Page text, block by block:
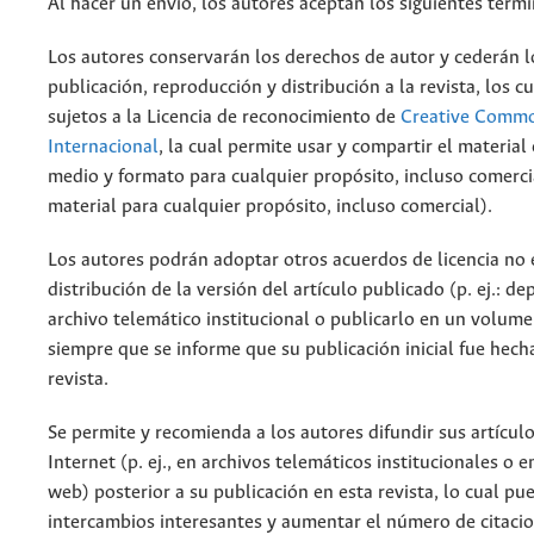
Al hacer un envío, los autores aceptan los siguientes
Los autores conservarán los derechos de autor y cederán
publicación, reproducción y distribución a la revista, los
sujetos a la Licencia de reconocimiento de Creative
Internacional, la cual permite usar y compartir el material
medio y formato para cualquier propósito, incluso
material para cualquier propósito, incluso comercial).
Los autores podrán adoptar otros acuerdos de licencia no
distribución de la versión del artículo publicado (p. ej.:
archivo telemático institucional o publicarlo en un
siempre que se informe que su publicación inicial fue
revista.
Se permite y recomienda a los autores difundir sus
Internet (p. ej., en archivos telemáticos institucionales o
web) posterior a su publicación en esta revista, lo cual
intercambios interesantes y aumentar el número de